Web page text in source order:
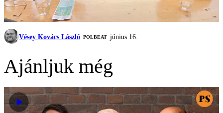
Vésey Kovács László ‎POLBEAT június 16.
Ajánljuk még